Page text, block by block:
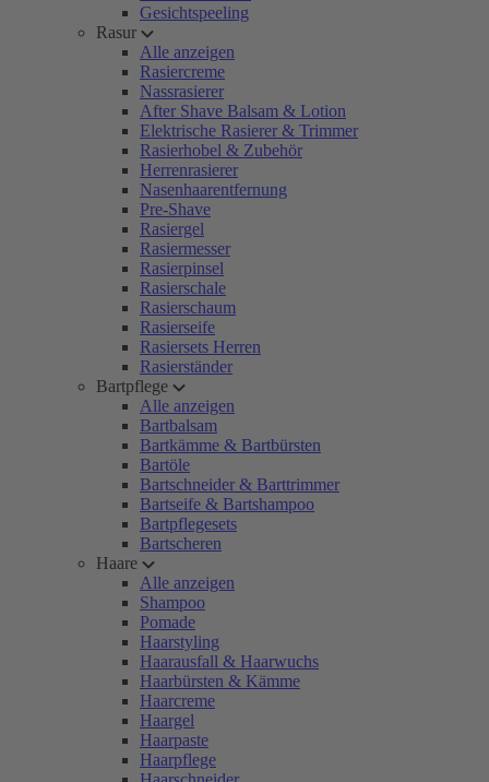
Gesichtspeeling
Rasur
Alle anzeigen
Rasiercreme
Nassrasierer
After Shave Balsam & Lotion
Elektrische Rasierer & Trimmer
Rasierhobel & Zubehör
Herrenrasierer
Nasenhaarentfernung
Pre-Shave
Rasiergel
Rasiermesser
Rasierpinsel
Rasierschale
Rasierschaum
Rasierseife
Rasiersets Herren
Rasierständer
Bartpflege
Alle anzeigen
Bartbalsam
Bartkämme & Bartbürsten
Bartöle
Bartschneider & Barttrimmer
Bartseife & Bartshampoo
Bartpflegesets
Bartscheren
Haare
Alle anzeigen
Shampoo
Pomade
Haarstyling
Haarausfall & Haarwuchs
Haarbürsten & Kämme
Haarcreme
Haargel
Haarpaste
Haarpflege